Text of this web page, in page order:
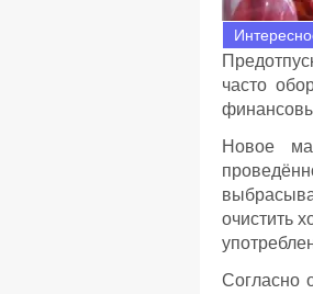
часто
Новое
очистить
Согласно